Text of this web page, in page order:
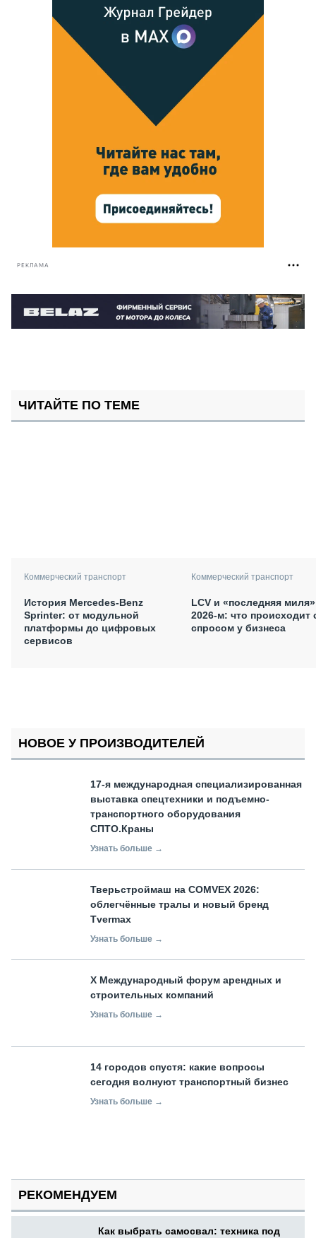
РЕКЛАМА
ЧИТАЙТЕ ПО ТЕМЕ
Коммерческий транспорт
История Mercedes-Benz
Sprinter: от модульной
платформы до цифровых
сервисов
Коммерческий транспорт
LCV и «последняя
2026-м: что происходит
спросом у бизнеса
НОВОЕ У ПРОИЗВОДИТЕЛЕЙ
17-я международная специализированная
выставка спецтехники и подъемно-
транспортного оборудования
СПТО.Краны
Узнать больше →
Тверьстроймаш на COMVEX 2026:
облегчённые тралы и новый бренд
Tvermax
Узнать больше →
X Международный форум арендных и
строительных компаний
Узнать больше →
14 городов спустя: какие вопросы
сегодня волнуют транспортный бизнес
Узнать больше →
РЕКОМЕНДУЕМ
Как выбрать самосвал: техника под